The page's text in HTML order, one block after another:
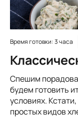
Время готовки: 3 часа
Спешим
будем готовить
условиях.
простых видов